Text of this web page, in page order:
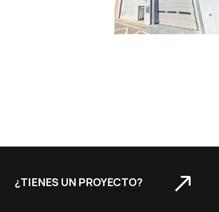
¿TIENES UN PROYECTO?